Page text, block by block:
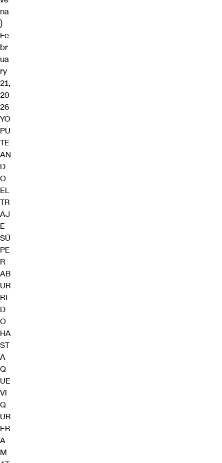
na
)
Fe
br
ua
ry
21,
20
26
YO
PU
TE
AN
D
O
EL
TR
AJ
E
SÚ
PE
R
AB
UR
RI
D
O
HA
ST
A
Q
UE
VI
Q
UR
ER
A
M